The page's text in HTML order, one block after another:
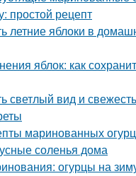
простой рецепт
летние яблоки в
яблок: как
светлый вид и
маринованных
соленья дома
огурцы на